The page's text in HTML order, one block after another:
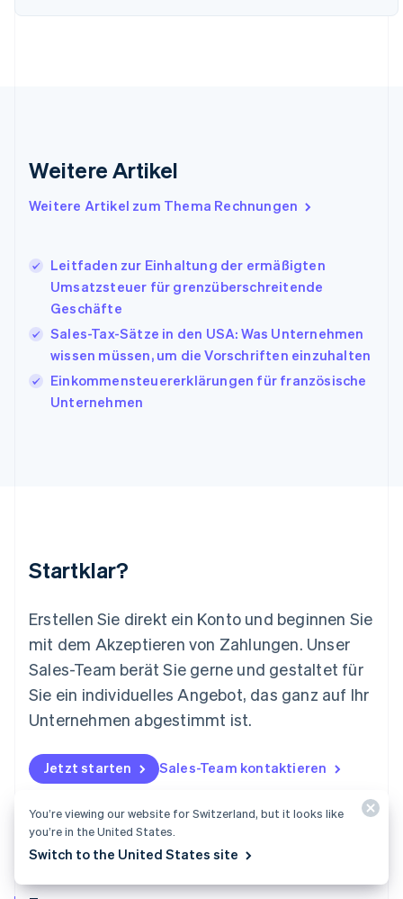
Weitere Artikel
Weitere Artikel zum Thema Rechnungen
Leitfaden zur Einhaltung der ermäßigten
Umsatzsteuer für grenzüberschreitende
Geschäfte
Sales-Tax-Sätze in den USA: Was Unternehmen
wissen müssen, um die Vorschriften einzuhalten
Einkommensteuererklärungen für französische
Unternehmen
Startklar?
Erstellen Sie direkt ein Konto und beginnen Sie
mit dem Akzeptieren von Zahlungen. Unser
Sales-Team berät Sie gerne und gestaltet für
Sie ein individuelles Angebot, das ganz auf Ihr
Unternehmen abgestimmt ist.
Jetzt starten Sales-Team kontaktieren
English
Indien
English
Italien
ItalianoEnglish
Japan
Kanada
EnglishFrançais
Kroatien
English Italiano
English简体中文
English
Mexiko
Español English
Neuseeland
English
NederlandsEnglish
English
Österreich
Polen
English
Portugal
Rumänien
You’re viewing our website for Switzerland, but it looks like
you’re in the United States.
Switch to the United States site